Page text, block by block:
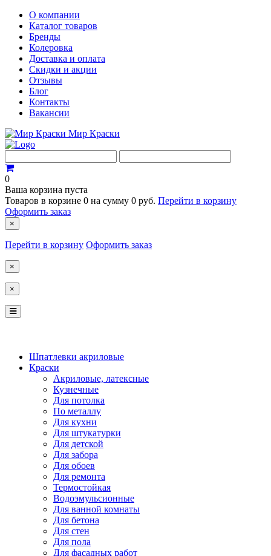
О компании
Каталог товаров
Бренды
Колеровка
Доставка и оплата
Скидки и акции
Отзывы
Блог
Контакты
Вакансии
Мир Краски
0
Ваша корзина пуста
Товаров в корзине 0 на сумму 0 руб. Перейти в корзину
Оформить заказ
×
Перейти в корзину Оформить заказ
×
×
Шпатлевки акриловые
Краски
Акриловые, латексные
Кузнечные
Для потолка
По металлу
Для кухни
Для штукатурки
Для детской
Для забора
Для обоев
Для ремонта
Термостойкая
Водоэмульсионные
Для ванной комнаты
Для бетона
Для стен
Для пола
Для фасадных работ